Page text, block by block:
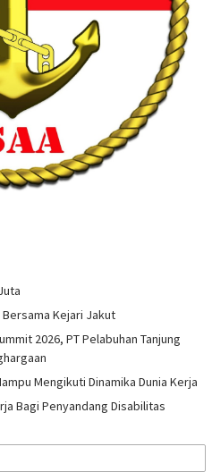
Bersama Kejari Jakut
2026, PT Pelabuhan Tanjung
Mengikuti Dinamika Dunia Kerja
Bagi Penyandang Disabilitas